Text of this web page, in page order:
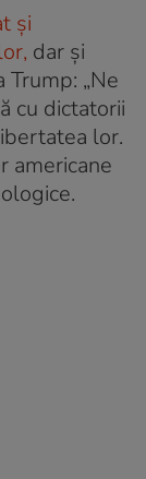
și
dar și
„Ne
cu dictatorii
lor.
americane